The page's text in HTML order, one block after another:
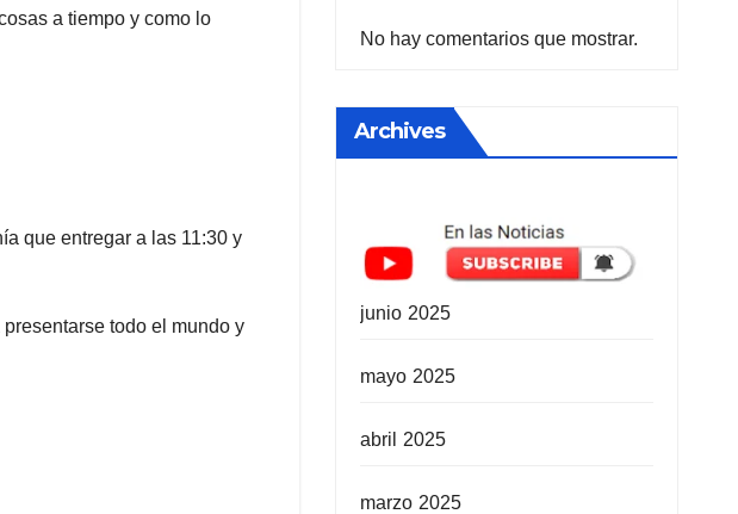
a tiempo y como lo
que entregar a las 11:30 y
todo el mundo y
No hay comentarios que mostrar.
Archives
junio 2025
mayo 2025
abril 2025
marzo 2025